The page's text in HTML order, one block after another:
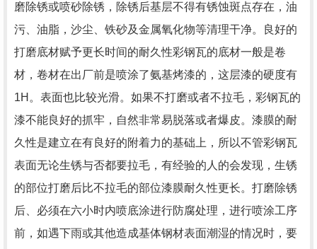
磨除锈或喷砂除锈，除锈后基层不得有锈蚀斑点存在，油
污、油脂，沙尘、铁砂及金属氧化物等清理干净。良好的
打磨底材赋予更长时间的耐久性彩钢瓦的底材一般是卷
材，卷材在出厂前是喷涂了氨基烤漆的，这层漆的硬度有
1H。表面也比较光滑。如果不打磨或者不拉毛，彩钢瓦的
漆不能良好的抓牢，自然非常易脱落或者爆皮。漆膜的耐
久性是建立在有良好的附着力的基础上，所以不管彩钢瓦
表面无论生锈与否都要拉毛，有经验的人的会发现，生锈
的部位打磨后比不拉毛的部位漆膜耐久性更长。打磨除锈
后、必须在六小时内喷底涂进行防腐处理，进行喷涂工序
前，如遇下雨或其他造成基体钢材表面潮湿的情况时，要